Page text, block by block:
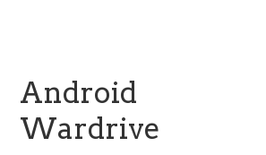
Android
Wardrive